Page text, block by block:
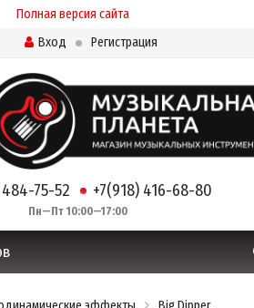
Полная версия сайта
Вход
Регистрация
484-75-52 +7(918) 416-68-80
Пн—Пт 10:00—17:00